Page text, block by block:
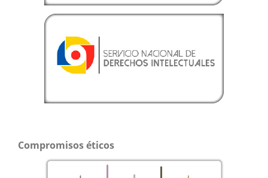
Compromisos éticos